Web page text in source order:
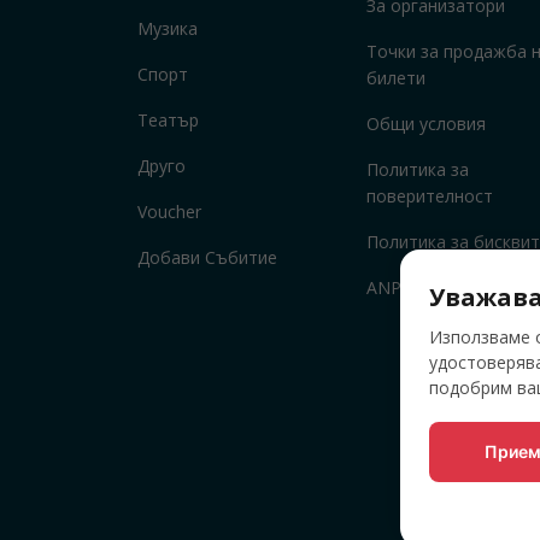
Музика
Спорт
Театър
Друго
Voucher
Добави Събитие
За организатори
Точки за продажба
билети
Общи условия
Политика за
поверителност
Политика за
ANPC
Използваме
подобрим